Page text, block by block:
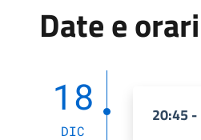
Date e orari
18
DIC
20:45